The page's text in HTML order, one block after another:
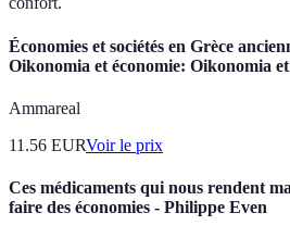
Économies et sociétés en Grèce
Oikonomia et économie: Oikonomia
Ammareal
11.56 EURVoir le prix
Ces médicaments qui nous rendent
faire des économies - Philippe Even